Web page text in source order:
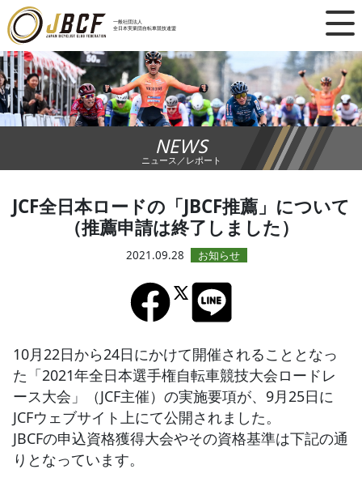
一般社団法人
全日本実業団自転車競技連盟
×
ニュース
レース日程
ランキング
チーム・選手
競技ガイド
加盟・登録
エントリー
JBCF ROAD SERIESとは
NEWS
ニュース／レポート
JCF全日本ロードの「JBCF推薦」について
（推薦申請は終了しました）
2021.09.28
10月22日から24日にかけて開催されることとなっ
た「2021年全日本選手権自転車競技大会ロードレ
ース大会」（JCF主催）の実施要項が、9月25日に
JCFウェブサイト上にて公開されました。
JBCFの申込資格獲得大会やその資格基準は下記の通
りとなっています。